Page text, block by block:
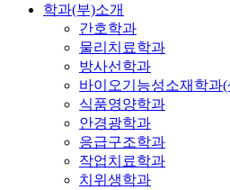
학과(부)소개
간호학과
물리치료학과
방사선학과
바이오기능성소재학과
식품영양학과
안경광학과
응급구조학과
작업치료학과
치위생학과